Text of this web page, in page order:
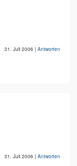
31. Juli 2006 | Antworten
31. Juli 2006 | Antworten